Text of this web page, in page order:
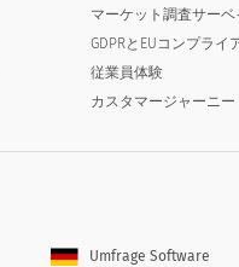
マーケット調査サー
GDPRとEUコンプライ
従業員体験
カスタマージャーニー
Umfrage Software